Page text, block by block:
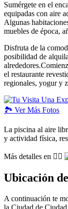
Sumérgete en el
equipadas con aire
Algunas
muebles de época,
Disfruta de la
posibilidad de
el restaurante
regionales, yogur y
🏞️ VerMás Fotos
La piscina al aire
y actividad física,
Más detalles en 👉🏽
Ubicación
A continuación te
la Ciudad de